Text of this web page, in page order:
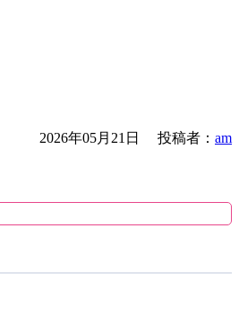
2026年05月21日 投稿者： am